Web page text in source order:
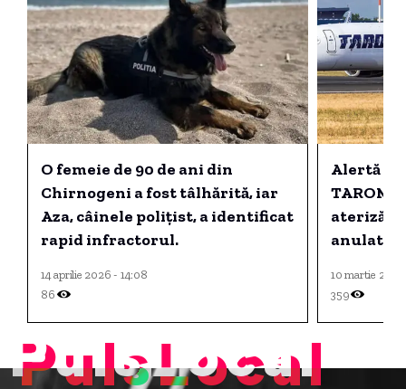
O femeie de 90 de ani din
Chirnogeni a fost tâlhărită, iar
Aza, câinele polițist, a identificat
rapid infractorul.
14 aprilie 2026 - 14:08
86
Alertă
TAROM
anulat
10 martie
359
PulsLocal